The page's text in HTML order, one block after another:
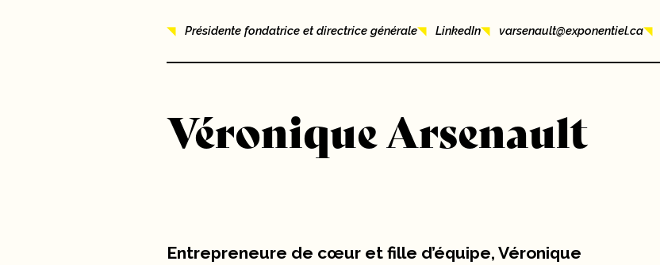
Nouvelles
10 ans
Carrières
Contact
Présidente fondatrice et directrice générale LinkedIn varsenault@exponentiel.ca
Véronique Arsenault
Entrepreneure de cœur et fille d’équipe, Véronique